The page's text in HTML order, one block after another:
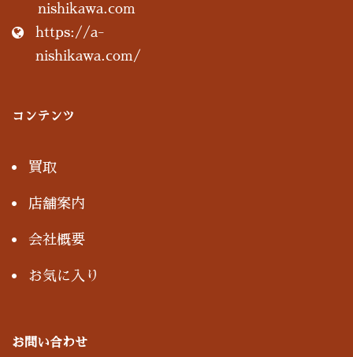
nishikawa.com
https://a-
nishikawa.com/
コンテンツ
買取
店舗案内
会社概要
お気に入り
お問い合わせ